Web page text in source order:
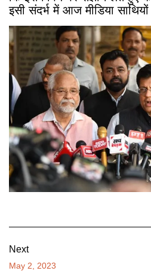
इसी संदर्भ में आज मीडिया
Next
May 2, 2023